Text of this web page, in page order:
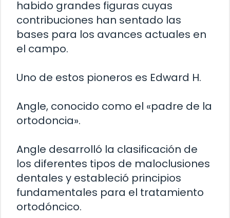
habido grandes figuras cuyas
contribuciones han sentado las
bases para los avances actuales en
el campo.
Uno de estos pioneros es Edward H.
Angle, conocido como el «padre de la
ortodoncia».
Angle desarrolló la clasificación de
los diferentes tipos de maloclusiones
dentales y estableció principios
fundamentales para el tratamiento
ortodóncico.